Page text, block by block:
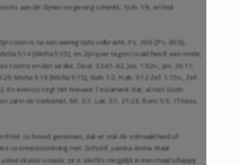
aan de Zijnen vergeving schenkt, 1Joh. 1:9 , en heil
toorn is na een weinig tijds volbracht, Ps. 30:6 [Ps. 30:5],
5:14 [Micha 5:15], en Zijn ijver tegen Israël heeft een einde,
toorns en der wrake, Deut. 32:41-42 Jes. 13:2v., Jes. 26:11
; Micha 5:14 [Micha 5:15], Nah. 1:2 ,Hab. 3:12 Zef. 1.15v., Zef.
. En evenzo zegt het Nieuwe Testament dat, al rust Gods
zal in de toekomst,Mt. 3:7 Luk. 3:7 21:23 Rom. 5:9
1Thess.
het zo breed genomen, dat er ook de volmaaktheid of
overeenstemming met Zichzelf, justitia divina. Maar
autwn ekastoi ecousin ; ze is slechts mogelijk in een maatschappij